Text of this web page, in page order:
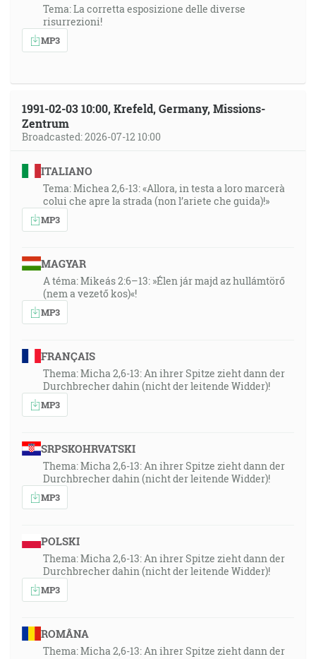
Tema: La corretta esposizione delle diverse
risurrezioni!
MP3
1991-02-03 10:00, Krefeld, Germany, Missions-
Zentrum
Broadcasted: 2026-07-12 10:00
ITALIANO
Tema: Michea 2,6-13: «Allora, in testa a loro marcerà
colui che apre la strada (non l’ariete che guida)!»
MP3
MAGYAR
A téma: Mikeás 2:6–13: »Élen jár majd az hullámtörő
(nem a vezető kos)«!
MP3
FRANÇAIS
Thema: Micha 2,6-13: An ihrer Spitze zieht dann der
Durchbrecher dahin (nicht der leitende Widder)!
MP3
SRPSKOHRVATSKI
Thema: Micha 2,6-13: An ihrer Spitze zieht dann der
Durchbrecher dahin (nicht der leitende Widder)!
MP3
POLSKI
Thema: Micha 2,6-13: An ihrer Spitze zieht dann der
Durchbrecher dahin (nicht der leitende Widder)!
MP3
ROMÂNA
Thema: Micha 2,6-13: An ihrer Spitze zieht dann der